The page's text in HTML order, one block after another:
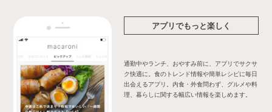
アプリでもっと楽しく
通勤中やランチ、おやすみ前に、アプリでサクサ
ク快適に。食のトレンド情報や簡単レシピに毎日
出会えるアプリ。内食・外食問わず、グルメや料
理、暮らしに関する幅広い情報を楽しめます。